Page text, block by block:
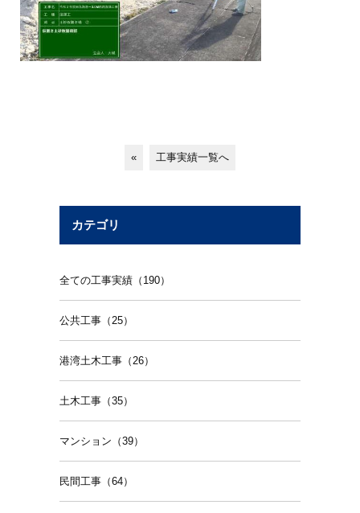
« 工事実績一覧へ
カテゴリ
全ての工事実績（190）
公共工事（25）
港湾土木工事（26）
土木工事（35）
マンション（39）
民間工事（64）